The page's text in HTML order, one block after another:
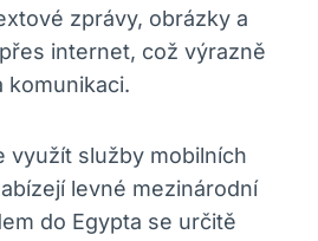
zprávy, obrázky a
internet, což výrazně
komunikaci.
využít služby mobilních
levné mezinárodní
do Egypta se určitě